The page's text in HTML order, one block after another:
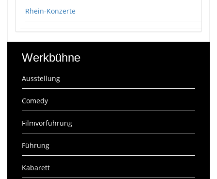
Rhein-Konzerte
Werkbühne
Ausstellung
Comedy
Filmvorführung
Führung
Kabarett